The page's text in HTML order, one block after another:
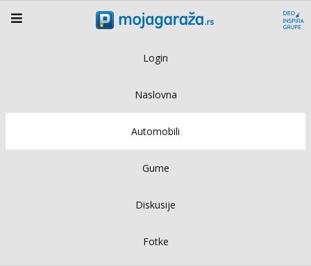
Login
Naslovna
Automobili
Gume
Diskusije
Fotke